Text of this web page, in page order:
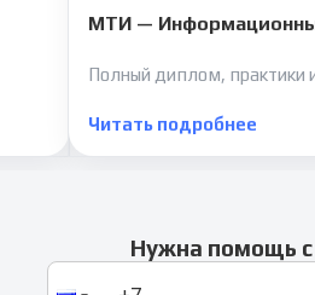
МТИ —
Полный диплом, практики
Читать подробнее
Нужна помощь с